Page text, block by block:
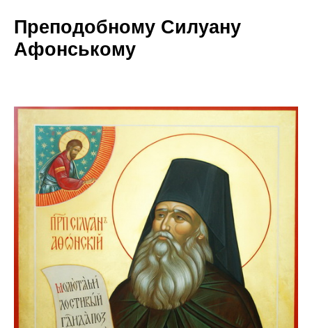
Преподобному Силуану
Афонському